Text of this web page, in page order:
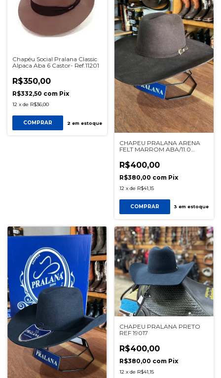
Chapéu Social Pralana Classic
Alpaca Aba 6 Castor- Ref.11201
R$350,00
R$332,50 com Pix
12 x de R$36,00
COMPRAR 2 em estoque
CHAPEU PRALANA ARENA
FELT MARROM ABA/11.0
R$400,00
R$380,00 com Pix
12 x de R$41,15
COMPRAR 3 em estoque
CHAPEU PRALANA PRETO
REF 19017
R$400,00
R$380,00 com Pix
12 x de R$41,15